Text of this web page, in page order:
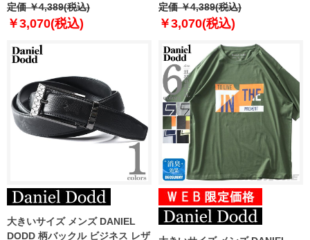
グ ベルト ロングサイズ azbl-
239006
定価 ￥4,389(税込)
￥3,070(税込)
ト ロングサイズ azbl-239003
定価 ￥4,389(税込)
￥3,070(税込)
大きいサイズ メンズ DANIEL
DODD 柄バックル ビジネス レザ